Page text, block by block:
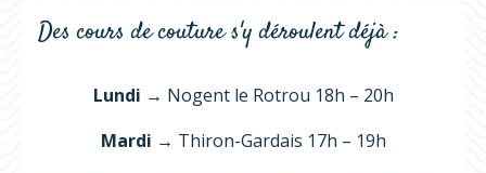
Des cours de couture s'y déroulent déjà :
Lundi → Nogent le Rotrou 18h – 20h
Mardi → Thiron-Gardais 17h – 19h